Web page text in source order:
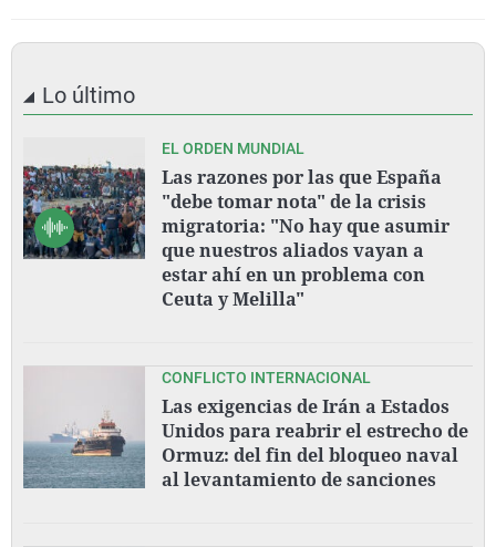
Lo último
EL ORDEN MUNDIAL
Las razones por las que España
"debe tomar nota" de la crisis
migratoria: "No hay que asumir
que nuestros aliados vayan a
estar ahí en un problema con
Ceuta y Melilla"
CONFLICTO INTERNACIONAL
Las exigencias de Irán a Estados
Unidos para reabrir el estrecho de
Ormuz: del fin del bloqueo naval
al levantamiento de sanciones